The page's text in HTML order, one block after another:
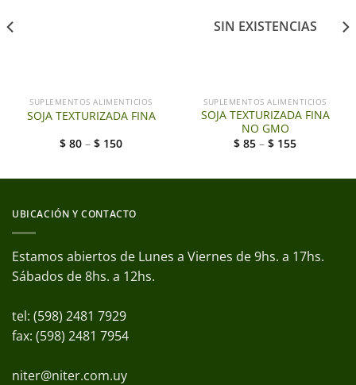
SUPLEMENTOS ALIMENTICIOS
SOJA TEXTURIZADA FINA
$ 80 – $ 150
SIN EXISTENCIAS
SUPLEMENTOS ALIMENTICIOS
SOJA TEXTURIZADA FINA
NO GMO
$ 85 – $ 155
UBICACIÓN Y CONTACTO
Estamos abiertos de Lunes a Viernes de 9hs. a 17hs.
Sábados de 8hs. a 12hs.
tel: (598) 2481 7929
fax: (598) 2481 7954
niter@niter.com.uy